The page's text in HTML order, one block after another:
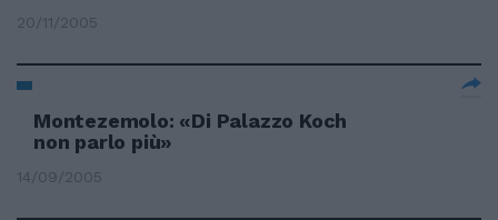
20/11/2005
Montezemolo: «Di Palazzo Koch
non parlo più»
14/09/2005